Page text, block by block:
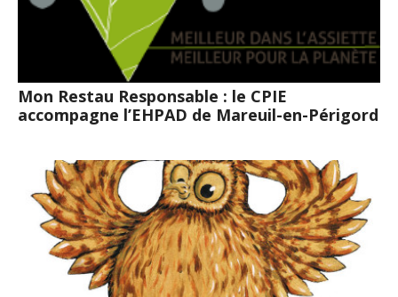
Mon Restau Responsable : le CPIE
accompagne l’EHPAD de Mareuil-en-Périgord